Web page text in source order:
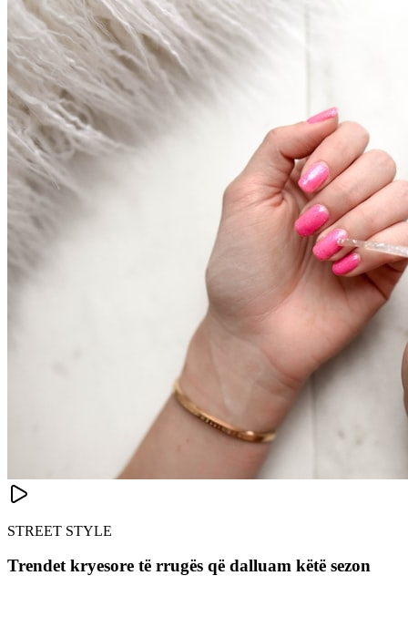
STREET STYLE
Trendet kryesore të rrugës që dalluam këtë sezon